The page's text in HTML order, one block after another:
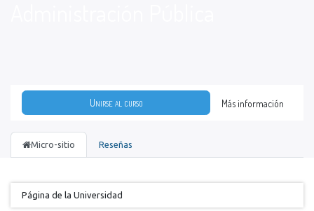
Unirse al curso Más información
Micro-sitio Reseñas
Página de la Universidad